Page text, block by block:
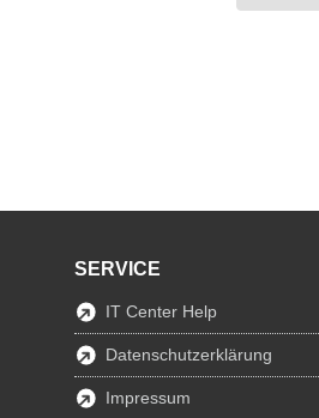
SERVICE
IT Center Help
Datenschutzerklärung
Impressum